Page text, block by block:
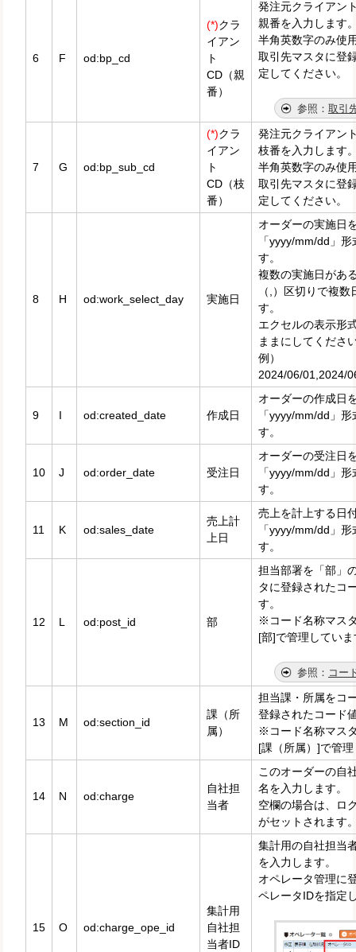
6 F od:bp_cd
(*)クラ
イアン
ト
CD（親
番）
発注元クライアン
親番を入力します
半角英数字のみ使
取引先マスタに登
定してください。
取引
7 G od:bp_sub_cd
(*)クラ
イアン
ト
CD（枝
番）
発注元クライアン
枝番を入力します
半角英数字のみ使
取引先マスタに登
定してください。
8 H od:work_select_day 実施日
オーダーの実施日
「yyyy/mm/dd」
す。
複数の実施日があ
（,）区切りで複
す。
エクセルの表示形
ままにしてくださ
例）
2024/06/01,2024/
9 I od:created_date 作成日
オーダーの作成日
「yyyy/mm/dd」
す。
10 J od:order_date 受注日
オーダーの受注日
「yyyy/mm/dd」
す。
11 K od:sales_date
売上計
上日
売上を計上する日
「yyyy/mm/dd」
す。
12 L od:post_id 部
担当部署を「部」
タに登録されたコ
す。
※コード名称マス
[部]で管理してい
コー
13 M od:section_id
課（所
属）
担当課・所属をコ
登録されたコード
※コード名称マス
[課（所属）]で管
14 N od:charge
自社担
当者
このオーダーの自
名を入力します。
空欄の場合は、ロ
がセットされます
15 O od:charge_ope_id
集計用
自社担
当者ID
集計用の自社担当
を入力します。
オペレータ管理に
ペレータIDを指定